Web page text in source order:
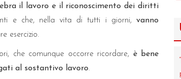
il lavoro e il riconoscimento dei diritti
e che, nella vita di tutti i giorni, vanno
esercizio.
che comunque occorre ricordare, è
bene
al sostantivo lavoro.